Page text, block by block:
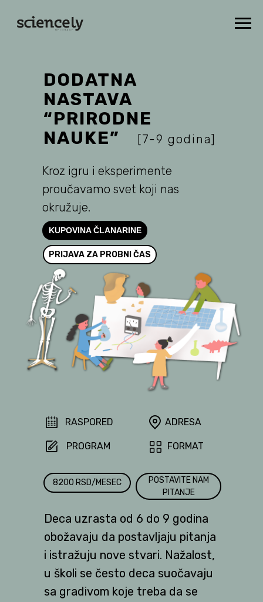
Kroz igru i eksperimente
proučavamo svet koji nas
okružuje.
KUPOVINA ČLANARINE
DODATNA
NASTAVA
“PRIRODNE
NAUKE”
[7-9 godina]
PRIJAVA ZA PROBNI ČAS
Deca uzrasta od 6 do 9 godina
obožavaju da postavljaju pitanja
i istražuju nove stvari. Nažalost,
u školi se često deca suočavaju
sa gradivom koje treba da se
POSTAVITE NAM
PITANJE
8200 RSD/MESEC
RASPORED ADRESA
FORMAT
PROGRAM